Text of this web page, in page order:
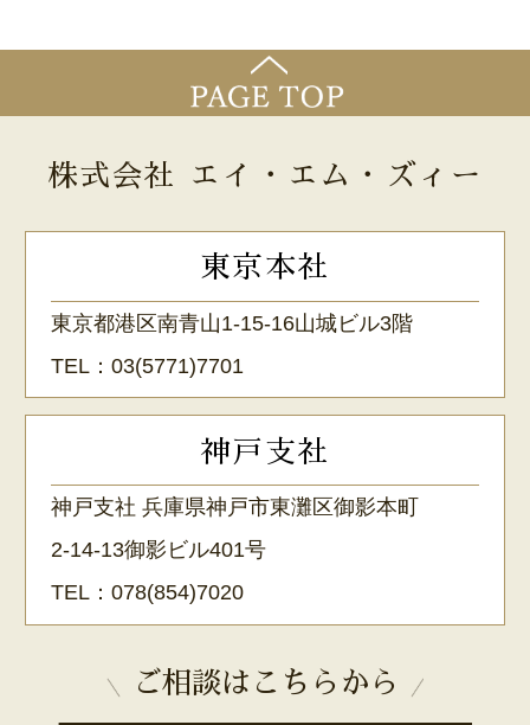
株式会社 エイ・エム・ズィー
東京本社
東京都港区南青山1-15-16山城ビル3階
TEL：03(5771)7701
神戸支社
神戸支社 兵庫県神戸市東灘区御影本町
2-14-13御影ビル401号
TEL：078(854)7020
ご相談はこちらから